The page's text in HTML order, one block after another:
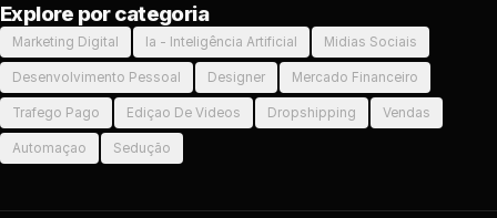
Explore por categoria
Marketing Digital Ia - Inteligência Artificial Midias Sociais
Desenvolvimento Pessoal Designer Mercado Financeiro
Trafego Pago Ediçao De Videos Dropshipping Vendas
Automaçao Sedução